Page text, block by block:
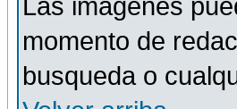
Las imagenes
momento de
busqueda o